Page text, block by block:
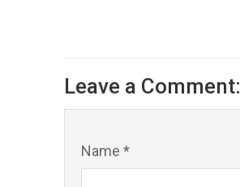
Leave a Comment:
Name *